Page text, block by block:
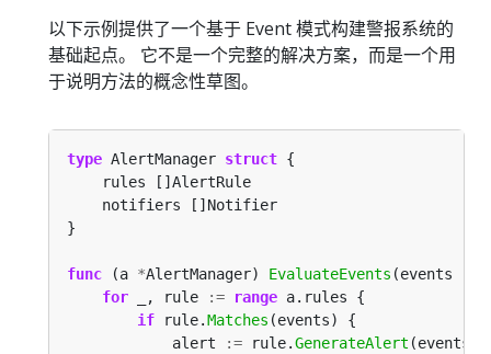
以下示例提供了一个基于 Event 模式构建警报系统的
基础起点。 它不是一个完整的解决方案，而是一个用
于说明方法的概念性草图。
type AlertManager struct
func (a *AlertManager) EvaluateEvents
for _, rule := range
if rule.Matches
            alert
:= rule.GenerateAlert